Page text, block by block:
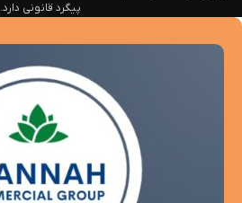
پیگرد قانونی دارد.